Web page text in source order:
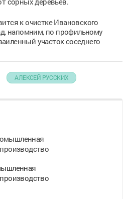
к очистке Ивановского
напомним, по профильному
участок соседнего
АЛЕКСЕЙ РУССКИХ